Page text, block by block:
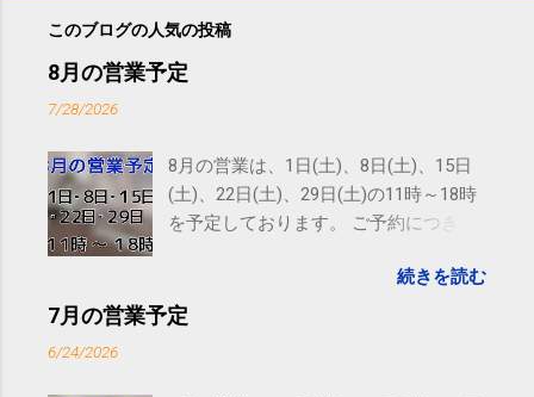
このブログの人気の投稿
8月の営業予定
7/28/2026
8月の営業は、1日(土)、8日(土)、15日
(土)、22日(土)、29日(土)の11時～18時
を予定しております。 ご予約につきま
す。 電話に出られないことがあります
ので、ご予約、お問い合わせは
続きを読む
7月の営業予定
6/24/2026